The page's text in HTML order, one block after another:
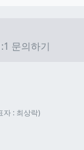
문의하기
자 : 최상락)